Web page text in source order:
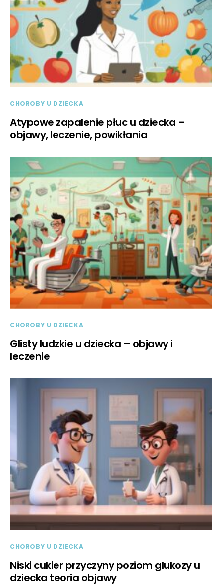
CHOROBY U DZIECKA
Atypowe zapalenie płuc u dziecka –
objawy, leczenie, powikłania
CHOROBY U DZIECKA
Glisty ludzkie u dziecka – objawy i
leczenie
CHOROBY U DZIECKA
Niski cukier przyczyny poziom glukozy u
dziecka teoria objawy